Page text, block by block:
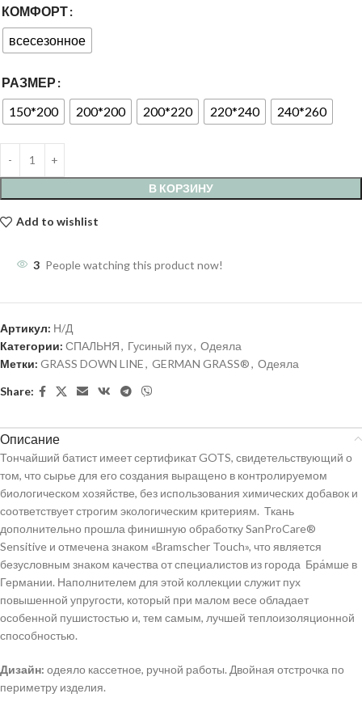
КОМФОРТ
всесезонное
РАЗМЕР
150*200
200*200 200*220 220*240 240*260
В КОРЗИНУ
Add to wishlist
3 People watching this product now!
Артикул: Н/Д
Категории: СПАЛЬНЯ, Гусиный пух, Одеяла
Метки: GRASS DOWN LINE, GERMAN GRASS®, Одеяла
Share:
Описание
Тончайший батист имеет сертификат GOTS, свидетельствующий о
том, что сырье для его создания выращено в контролируемом
биологическом хозяйстве, без использования химических добавок и
соответствует строгим экологическим критериям. Ткань
дополнительно прошла финишную обработку SanProCare®
Sensitive и отмечена знаком «Bramscher Touch», что является
безусловным знаком качества от специалистов из города Бра́мше в
Германии. Наполнителем для этой коллекции служит пух
повышенной упругости, который при малом весе обладает
особенной пушистостью и, тем самым, лучшей теплоизоляционной
способностью.
Дизайн: одеяло кассетное, ручной работы. Двойная отстрочка по
периметру изделия.